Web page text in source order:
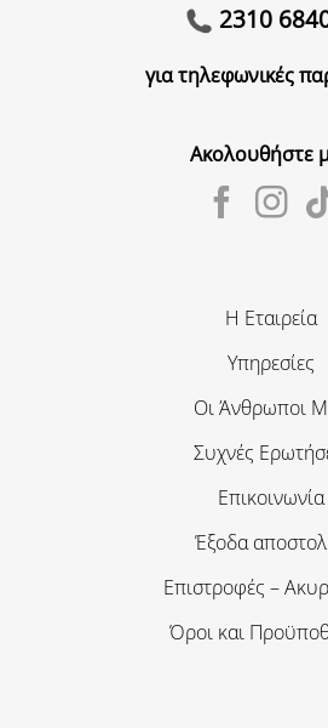
2310
για τηλεφωνικές
Ακολουθήστε
Η Εταιρεία
Υπηρεσίες
Οι Άνθρωποι
Συχνές
Επικοινωνία
Έξοδα
Επιστροφές –
Όροι και